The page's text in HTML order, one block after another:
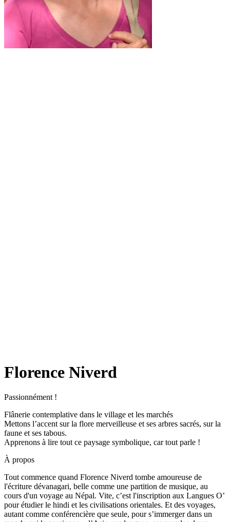
Florence Niverd
Passionnément !
Flânerie contemplative dans le village et les marchés
Mettons l’accent sur la flore merveilleuse et ses arbres sacrés, sur la
faune et ses tabous.
Apprenons à lire tout ce paysage symbolique, car tout parle !
À propos
Tout commence quand Florence Niverd tombe amoureuse de
l'écriture dévanagari, belle comme une partition de musique, au
cours d'un voyage au Népal. Vite, c’est l'inscription aux Langues O’
pour étudier le hindi et les civilisations orientales. Et des voyages,
autant comme conférencière que seule, pour s’immerger dans un